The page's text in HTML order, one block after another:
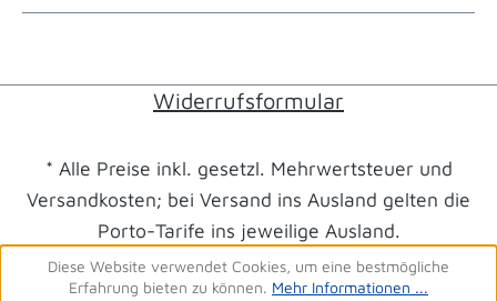
Widerrufsformular
* Alle Preise inkl. gesetzl. Mehrwertsteuer und
Versandkosten; bei Versand ins Ausland gelten die
Porto-Tarife ins jeweilige Ausland.
Diese Website verwendet Cookies, um eine bestmögliche
Erfahrung bieten zu können. Mehr Informationen ...